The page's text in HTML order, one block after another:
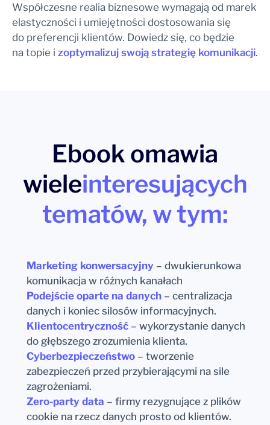
Współczesne realia biznesowe wymagają od marek
elastyczności i umiejętności dostosowania się
do preferencji klientów. Dowiedz się, co będzie
na topie i zoptymalizuj swoją strategię komunikacji.
Ebook omawia
wieleinteresujących
tematów, w tym:
Marketing konwersacyjny – dwukierunkowa
komunikacja w różnych kanałach
Podejście oparte na danych – centralizacja
danych i koniec silosów informacyjnych.
Klientocentryczność – wykorzystanie danych
do głębszego zrozumienia klienta.
Cyberbezpieczeństwo – tworzenie
zabezpieczeń przed przybierającymi na sile
zagrożeniami.
Zero-party data – firmy rezygnujące z plików
cookie na rzecz danych prosto od klientów.